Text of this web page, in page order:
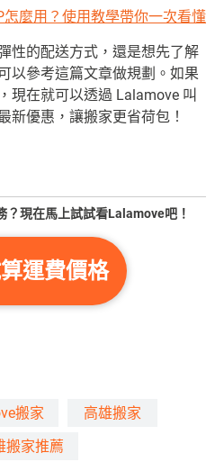
怎麼用？使用教學帶你一次看懂
性的配送方式，還是想先了解
以參考這篇文章做規劃。如果
現在就可以透過 Lalamove 叫
新優惠，讓搬家更省荷包！
？現在馬上試試看Lalamove吧！
運費價格
搬家
高雄搬家
搬家推薦